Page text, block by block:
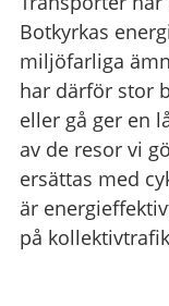
Botkyrkas
miljöfarliga
har därför stor
eller gå ger en
av de resor vi
ersättas med
är
på